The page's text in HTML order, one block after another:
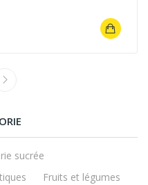
sucrée
Fruits et légumes